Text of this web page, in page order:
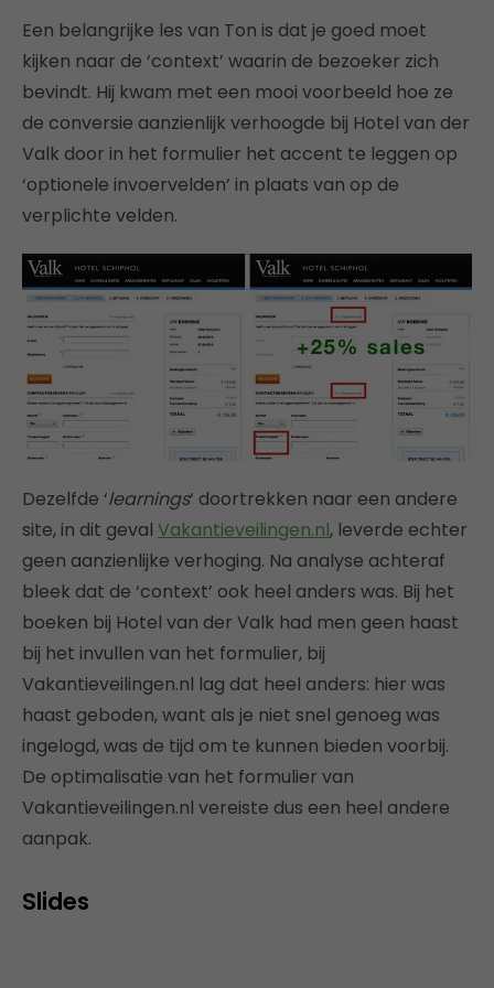
Een belangrijke les van Ton is dat je goed moet
kijken naar de ‘context’ waarin de bezoeker zich
bevindt. Hij kwam met een mooi voorbeeld hoe ze
de conversie aanzienlijk verhoogde bij Hotel van der
Valk door in het formulier het accent te leggen op
‘optionele invoervelden’ in plaats van op de
verplichte velden.
Dezelfde ‘learnings‘ doortrekken naar een andere
site, in dit geval Vakantieveilingen.nl, leverde echter
geen aanzienlijke verhoging. Na analyse achteraf
bleek dat de ‘context’ ook heel anders was. Bij het
boeken bij Hotel van der Valk had men geen haast
bij het invullen van het formulier, bij
Vakantieveilingen.nl lag dat heel anders: hier was
haast geboden, want als je niet snel genoeg was
ingelogd, was de tijd om te kunnen bieden voorbij.
De optimalisatie van het formulier van
Vakantieveilingen.nl vereiste dus een heel andere
aanpak.
Slides